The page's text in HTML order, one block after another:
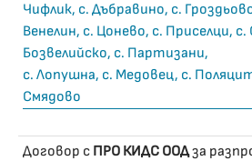
Чифлик, с. Дъбравино, с.
Венелин, с. Цонево, с. Приселци, с.
Бозвелийско, с. Партизани,
с. Лопушна, с. Медовец, с.
Смядово
Договор с ПРО КИДС ООДза